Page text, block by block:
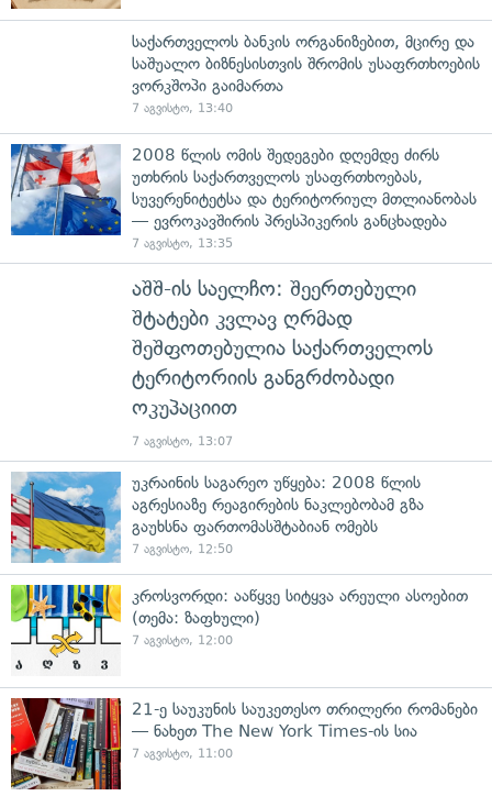
საქართველოს ბანკის ორგანიზებით, მცირე და
საშუალო ბიზნესისთვის შრომის უსაფრთხოების
ვორკშოპი გაიმართა
7 აგვისტო, 13:40
2008 წლის ომის შედეგები დღემდე ძირს
უთხრის საქართველოს უსაფრთხოებას,
სუვერენიტეტსა და ტერიტორიულ მთლიანობას
— ევროკავშირის პრესპიკერის განცხადება
7 აგვისტო, 13:35
აშშ-ის საელჩო: შეერთებული
შტატები კვლავ ღრმად
შეშფოთებულია საქართველოს
ტერიტორიის განგრძობადი
ოკუპაციით
7 აგვისტო, 13:07
უკრაინის საგარეო უწყება: 2008 წლის
აგრესიაზე რეაგირების ნაკლებობამ გზა
გაუხსნა ფართომასშტაბიან ომებს
7 აგვისტო, 12:50
კროსვორდი: ააწყვე სიტყვა არეული ასოებით
(თემა: ზაფხული)
7 აგვისტო, 12:00
21-ე საუკუნის საუკეთესო თრილერი რომანები
— ნახეთ The New York Times-ის სია
7 აგვისტო, 11:00